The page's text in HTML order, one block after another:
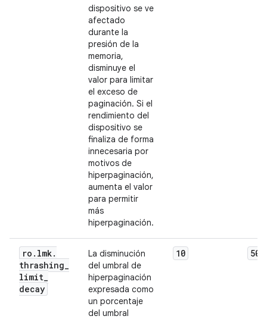
dispositivo se ve
afectado
durante la
presión de la
memoria,
disminuye el
valor para limitar
el exceso de
paginación. Si el
rendimiento del
dispositivo se
finaliza de forma
innecesaria por
motivos de
hiperpaginación,
aumenta el valor
para permitir
más
hiperpaginación.
ro . lmk.
thrashing_
limit_
decay
La disminución
del umbral de
hiperpaginación
expresada como
un porcentaje
del umbral
10 50